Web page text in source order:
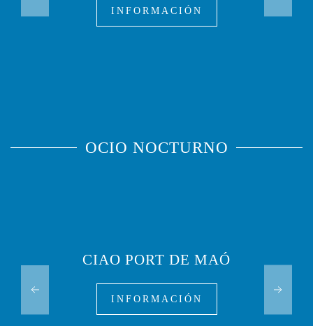
INFORMACIÓN
OCIO NOCTURNO
CIAO PORT DE MAÓ
INFORMACIÓN